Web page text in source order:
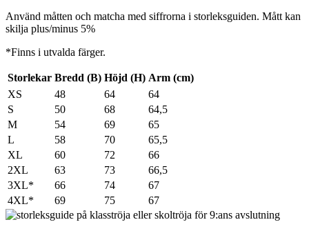
Använd måtten och matcha med siffrorna i storleksguiden. Mått kan
skilja plus/minus 5%
*Finns i utvalda färger.
Storlekar Bredd (B) Höjd (H) Arm (cm)
XS
48 64
64
S
50 68
64,5
M
54 69
65
L
58 70
65,5
XL
60 72
66
2XL
63 73
66,5
3XL*
66 74
67
4XL*
69 75 67